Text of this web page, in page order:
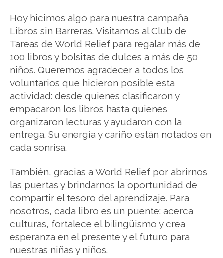
Hoy hicimos algo para nuestra campaña
Libros sin Barreras. Visitamos al Club de
Tareas de World Relief para regalar más de
100 libros y bolsitas de dulces a más de 50
niños. Queremos agradecer a todos los
voluntarios que hicieron posible esta
actividad: desde quienes clasificaron y
empacaron los libros hasta quienes
organizaron lecturas y ayudaron con la
entrega. Su energía y cariño están notados en
cada sonrisa.
También, gracias a World Relief por abrirnos
las puertas y brindarnos la oportunidad de
compartir el tesoro del aprendizaje. Para
nosotros, cada libro es un puente: acerca
culturas, fortalece el bilingüismo y crea
esperanza en el presente y el futuro para
nuestras niñas y niños.